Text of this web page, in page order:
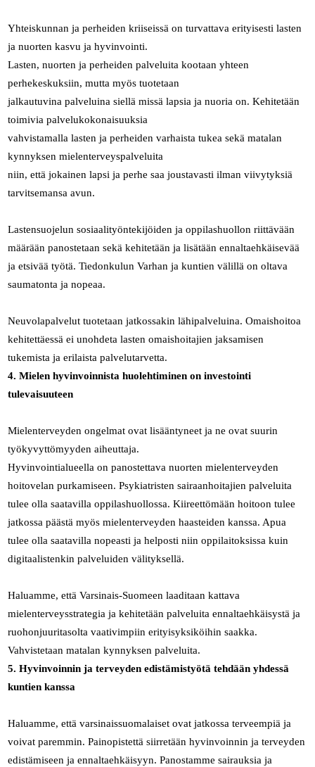
Yhteiskunnan ja perheiden kriiseissä on turvattava erityisesti lasten
ja nuorten kasvu ja hyvinvointi.
Lasten, nuorten ja perheiden palveluita kootaan yhteen
perhekeskuksiin, mutta myös tuotetaan
jalkautuvina palveluina siellä missä lapsia ja nuoria on. Kehitetään
toimivia palvelukokonaisuuksia
vahvistamalla lasten ja perheiden varhaista tukea sekä matalan
kynnyksen mielenterveyspalveluita
niin, että jokainen lapsi ja perhe saa joustavasti ilman viivytyksiä
tarvitsemansa avun.
Lastensuojelun sosiaalityöntekijöiden ja oppilashuollon riittävään
määrään panostetaan sekä kehitetään ja lisätään ennaltaehkäisevää
ja etsivää työtä. Tiedonkulun Varhan ja kuntien välillä on oltava
saumatonta ja nopeaa.
Neuvolapalvelut tuotetaan jatkossakin lähipalveluina. Omaishoitoa
kehitettäessä ei unohdeta lasten omaishoitajien jaksamisen
tukemista ja erilaista palvelutarvetta.
4. Mielen hyvinvoinnista huolehtiminen on investointi
tulevaisuuteen
Mielenterveyden ongelmat ovat lisääntyneet ja ne ovat suurin
työkyvyttömyyden aiheuttaja.
Hyvinvointialueella on panostettava nuorten mielenterveyden
hoitovelan purkamiseen. Psykiatristen sairaanhoitajien palveluita
tulee olla saatavilla oppilashuollossa. Kiireettömään hoitoon tulee
jatkossa päästä myös mielenterveyden haasteiden kanssa. Apua
tulee olla saatavilla nopeasti ja helposti niin oppilaitoksissa kuin
digitaalistenkin palveluiden välityksellä.
Haluamme, että Varsinais-Suomeen laaditaan kattava
mielenterveysstrategia ja kehitetään palveluita ennaltaehkäisystä ja
ruohonjuuritasolta vaativimpiin erityisyksiköihin saakka.
Vahvistetaan matalan kynnyksen palveluita.
5. Hyvinvoinnin ja terveyden edistämistyötä tehdään yhdessä
kuntien kanssa
Haluamme, että varsinaissuomalaiset ovat jatkossa terveempiä ja
voivat paremmin. Painopistettä siirretään hyvinvoinnin ja terveyden
edistämiseen ja ennaltaehkäisyyn. Panostamme sairauksia ja